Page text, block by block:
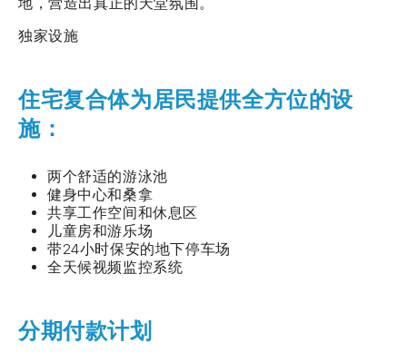
独家设施
住宅复合体为居民提供全方位的设
施：
两个舒适的游泳池
健身中心和桑拿
共享工作空间和休息区
儿童房和游乐场
带24小时保安的地下停车场
全天候视频监控系统
分期付款计划